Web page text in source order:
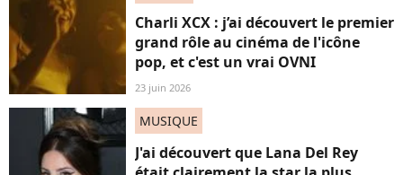
Charli XCX : j’ai découvert le premier
grand rôle au cinéma de l'icône
pop, et c'est un vrai OVNI
23 juin 2026
MUSIQUE
J'ai découvert que Lana Del Rey